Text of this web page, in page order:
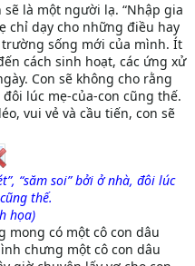
là một người lạ. “Nhập gia
chỉ dạy cho những điều hay
sống mới của mình. Ít
cách sinh hoạt, các ứng xử
Con sẽ không cho rằng
đôi lúc mẹ-của-con cũng thế.
vui vẻ và cầu tiến, con sẽ
“săm soi” bởi ở nhà, đôi lúc
thế.
họa)
mong có một cô con dâu
chưng một cô con dâu